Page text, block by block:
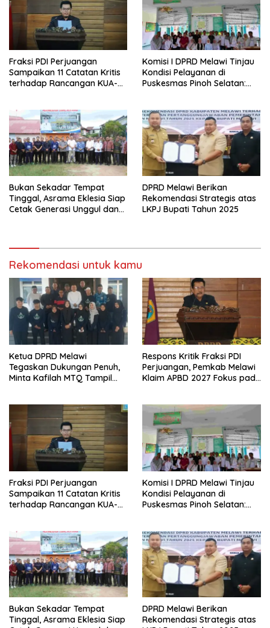
Fraksi PDI Perjuangan
Sampaikan 11 Catatan Kritis
terhadap Rancangan KUA-
Komisi I DPRD Melawi Tinjau
Kondisi Pelayanan di
Puskesmas Pinoh Selatan:
Bukan Sekadar Tempat
Tinggal, Asrama Eklesia Siap
Cetak Generasi Unggul dan
DPRD Melawi Berikan
Rekomendasi Strategis atas
LKPJ Bupati Tahun 2025
Rekomendasi untuk kamu
Ketua DPRD Melawi
Tegaskan Dukungan Penuh,
Minta Kafilah MTQ Tampil
Respons Kritik Fraksi PDI
Perjuangan, Pemkab Melawi
Klaim APBD 2027 Fokus pada
Fraksi PDI Perjuangan
Sampaikan 11 Catatan Kritis
terhadap Rancangan KUA-
Komisi I DPRD Melawi Tinjau
Kondisi Pelayanan di
Puskesmas Pinoh Selatan:
Bukan Sekadar Tempat
Tinggal, Asrama Eklesia Siap
DPRD Melawi Berikan
Rekomendasi Strategis atas